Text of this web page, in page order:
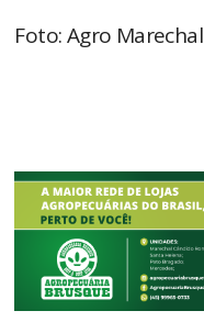
Foto: Agro Marechal